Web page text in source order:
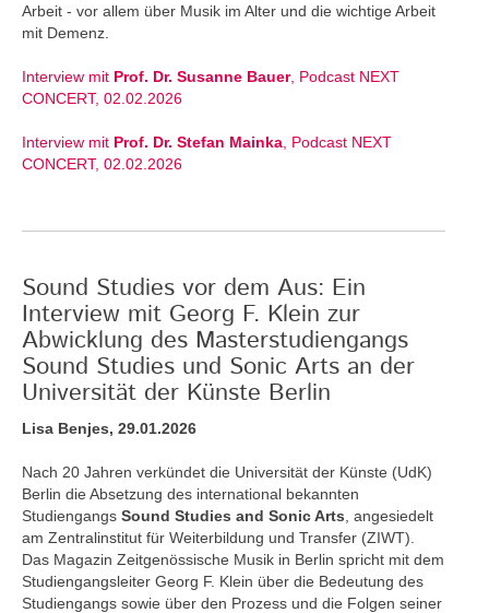
Arbeit - vor allem über Musik im Alter und die wichtige Arbeit
mit Demenz.
Interview mit Prof. Dr. Susanne Bauer, Podcast NEXT
CONCERT, 02.02.2026
Interview mit Prof. Dr. Stefan Mainka , Podcast NEXT
CONCERT, 02.02.2026
Sound Studies vor dem Aus: Ein
Interview mit Georg F. Klein zur
Abwicklung des Masterstudiengangs
Sound Studies und Sonic Arts an der
Universität der Künste Berlin
Lisa Benjes, 29.01.2026
Nach 20 Jahren verkündet die Universität der Künste (UdK)
Berlin die Absetzung des international bekannten
Studiengangs Sound Studies and Sonic Arts , angesiedelt
am Zentralinstitut für Weiterbildung und Transfer (ZIWT).
Das Magazin Zeitgenössische Musik in Berlin spricht mit dem
Studiengangsleiter Georg F. Klein über die Bedeutung des
Studiengangs sowie über den Prozess und die Folgen seiner